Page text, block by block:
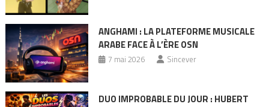
ANGHAMI : LA PLATEFORME MUSICALE
ARABE FACE À L’ÈRE OSN
7 mai 2026 Sincever
DUO IMPROBABLE DU JOUR : HUBERT